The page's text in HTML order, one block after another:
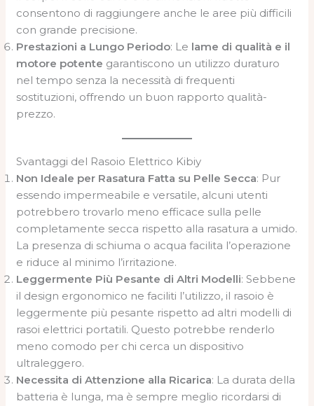
consentono di raggiungere anche le aree più difficili
con grande precisione.
Prestazioni a Lungo Periodo: Le lame di qualità e il
motore potente garantiscono un utilizzo duraturo
nel tempo senza la necessità di frequenti
sostituzioni, offrendo un buon rapporto qualità-
prezzo.
Svantaggi del Rasoio Elettrico Kibiy
Non Ideale per Rasatura Fatta su Pelle Secca: Pur
essendo impermeabile e versatile, alcuni utenti
potrebbero trovarlo meno efficace sulla pelle
completamente secca rispetto alla rasatura a umido.
La presenza di schiuma o acqua facilita l’operazione
e riduce al minimo l’irritazione.
Leggermente Più Pesante di Altri Modelli: Sebbene
il design ergonomico ne faciliti l’utilizzo, il rasoio è
leggermente più pesante rispetto ad altri modelli di
rasoi elettrici portatili. Questo potrebbe renderlo
meno comodo per chi cerca un dispositivo
ultraleggero.
Necessita di Attenzione alla Ricarica: La durata della
batteria è lunga, ma è sempre meglio ricordarsi di